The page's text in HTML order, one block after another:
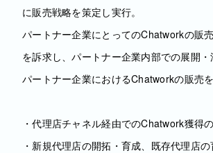
に販売戦略を策定し実⾏。
パートナー企業にとってのChatworkの販
を訴求し、パートナー企業内部での展開・
パートナー企業におけるChatworkの販売を
・代理店チャネル経由でのChatwork獲得
・新規代理店の開拓・育成、既存代理店